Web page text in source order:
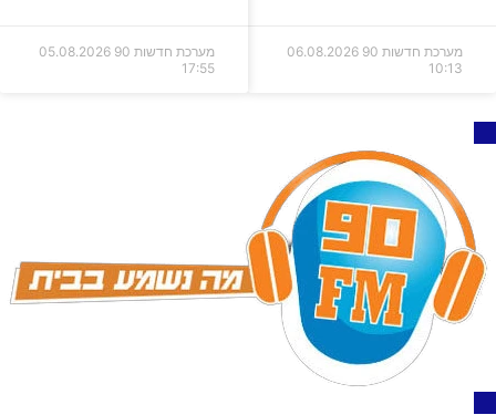
מערכת חדשות 90
06.08.2026
10:13
מערכת חדשות 90
05.08.2026
17:55